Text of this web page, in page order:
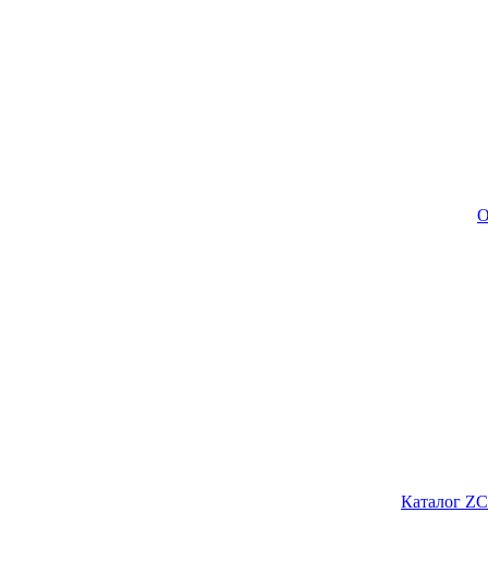
Каталог